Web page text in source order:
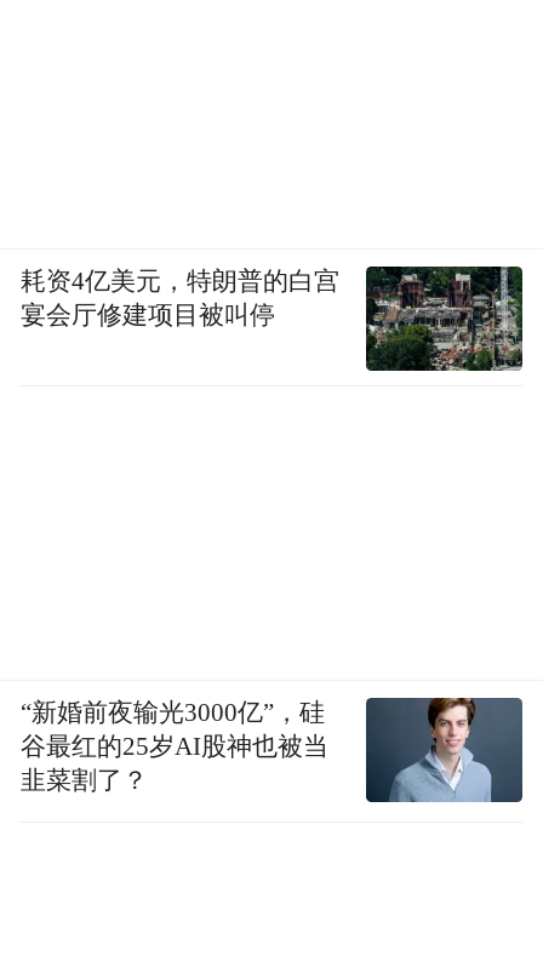
耗资4亿美元，特朗普的白宫
宴会厅修建项目被叫停
“新婚前夜输光3000亿”，硅
谷最红的25岁AI股神也被当
韭菜割了？